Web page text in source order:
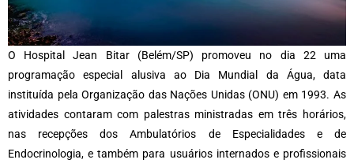
O Hospital Jean Bitar (Belém/SP) promoveu no dia 22 uma
programação especial alusiva ao Dia Mundial da Água, data
instituída pela Organização das Nações Unidas (ONU) em 1993. As
atividades contaram com palestras ministradas em três horários,
nas recepções dos Ambulatórios de Especialidades e de
Endocrinologia, e também para usuários internados e profissionais